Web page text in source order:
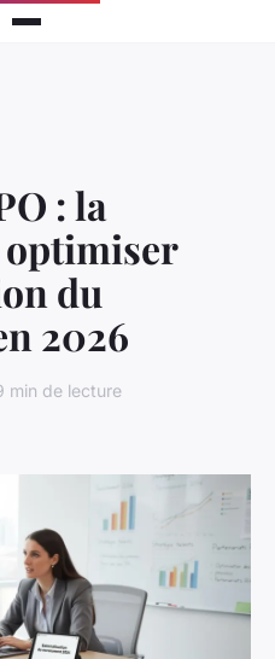
: la
du
2026
de lecture